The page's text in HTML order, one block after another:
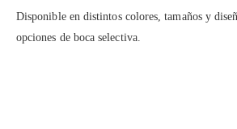
Disponible en distintos colores, tamaños y
opciones de boca selectiva.